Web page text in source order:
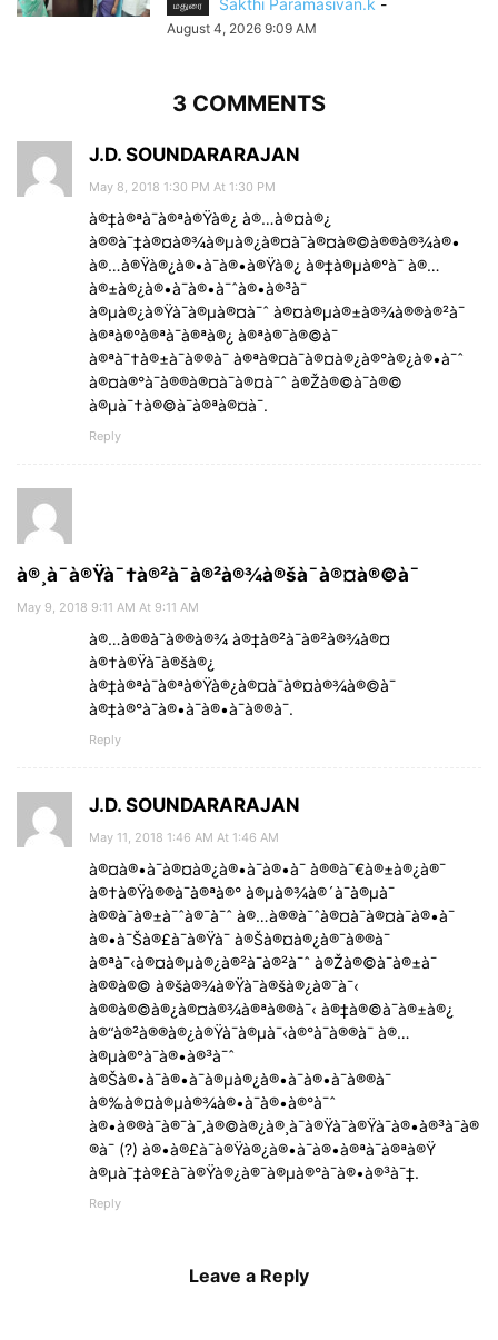
மதுரை Sakthi Paramasivan.k -
August 4, 2026 9:09 AM
3 COMMENTS
J.D. SOUNDARARAJAN
May 8, 2018 1:30 PM At 1:30 PM
à®‡à®ªà¯à®ªà®Ÿà®¿ à®…à®¤à®¿
à®®à¯‡à®¤à®¾à®µà®¿à®¤à¯à®¤à®©à®®à®¾à®•
à®…à®Ÿà®¿à®•à¯à®•à®Ÿà®¿ à®‡à®µà®°à¯ à®…
à®±à®¿à®•à¯à®•à¯ˆà®•à®³à¯
à®µà®¿à®Ÿà¯à®µà®¤à¯ˆ à®¤à®µà®±à®¾à®®à®²à¯
à®ªà®°à®ªà¯à®ªà®¿ à®ªà®¯à®©à¯
à®ªà¯†à®±à¯à®®à¯ à®ªà®¤à¯à®¤à®¿à®°à®¿à®•à¯ˆ
à®¤à®°à¯à®®à®¤à¯à®¤à¯ˆ à®Žà®©à¯à®©
à®µà¯†à®©à¯à®ªà®¤à¯.
Reply
à®¸à¯à®Ÿà¯†à®²à¯à®²à®¾à®šà¯à®¤à®©à¯
May 9, 2018 9:11 AM At 9:11 AM
à®…à®®à¯à®®à®¾ à®‡à®²à¯à®²à®¾à®¤
à®†à®Ÿà¯à®šà®¿
à®‡à®ªà¯à®ªà®Ÿà®¿à®¤à¯à®¤à®¾à®©à¯
à®‡à®°à¯à®•à¯à®•à¯à®®à¯.
Reply
J.D. SOUNDARARAJAN
May 11, 2018 1:46 AM At 1:46 AM
à®¤à®•à¯à®¤à®¿à®•à¯à®•à¯ à®®à¯€à®±à®¿à®¯
à®†à®Ÿà®®à¯à®ªà®° à®µà®¾à®´à¯à®µà¯
à®®à¯à®±à¯ˆà®¯à¯ˆ à®…à®®à¯ˆà®¤à¯à®¤à¯à®•à¯
à®•à¯Šà®£à¯à®Ÿà¯ à®Šà®¤à®¿à®¯à®®à¯
à®ªà¯‹à®¤à®µà®¿à®²à¯à®²à¯ˆ à®Žà®©à¯à®±à¯
à®®à®© à®šà®¾à®Ÿà¯à®šà®¿à®¯à¯‹
à®®à®©à®¿à®¤à®¾à®ªà®®à¯‹ à®‡à®©à¯à®±à®¿
à®“à®²à®®à®¿à®Ÿà¯à®µà¯‹à®°à¯à®®à¯ à®…
à®µà®°à¯à®•à®³à¯ˆ
à®Šà®•à¯à®•à¯à®µà®¿à®•à¯à®•à¯à®®à¯
à®‰à®¤à®µà®¾à®•à¯à®•à®°à¯ˆ
à®•à®®à¯à®¯à¯‚à®©à®¿à®¸à¯à®Ÿà¯à®Ÿà¯à®•à®³à¯à®
®à¯ (?) à®•à®£à¯à®Ÿà®¿à®•à¯à®•à®ªà¯à®ªà®Ÿ
à®µà¯‡à®£à¯à®Ÿà®¿à®¯à®µà®°à¯à®•à®³à¯‡.
Reply
Leave a Reply